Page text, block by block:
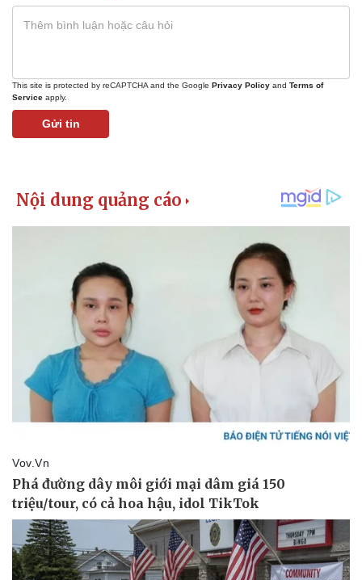
This site is protected by reCAPTCHA and the Google Privacy Policy and Terms of
Service apply.
Gửi tin